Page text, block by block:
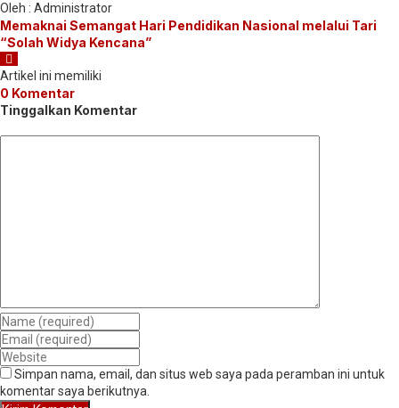
Oleh : Administrator
Memaknai Semangat Hari Pendidikan Nasional melalui Tari
“Solah Widya Kencana”
Artikel ini memiliki
0 Komentar
Tinggalkan Komentar
Simpan nama, email, dan situs web saya pada peramban ini untuk
komentar saya berikutnya.